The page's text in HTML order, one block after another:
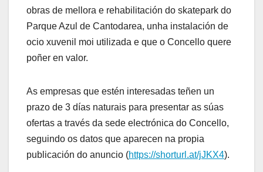
obras de mellora e rehabilitación do skatepark do
Parque Azul de Cantodarea, unha instalación de
ocio xuvenil moi utilizada e que o Concello quere
poñer en valor.
As empresas que estén interesadas teñen un
prazo de 3 días naturais para presentar as súas
ofertas a través da sede electrónica do Concello,
seguindo os datos que aparecen na propia
publicación do anuncio (https://shorturl.at/jJKX4).